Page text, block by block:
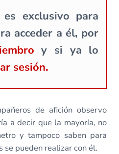
exclusivo para
acceder a él, por
y si ya lo
sesión.
de afición observo
a decir que la mayoría, no
y tampoco saben para
se pueden realizar con él.